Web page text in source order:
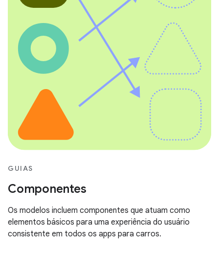
GUIAS
Componentes
Os modelos incluem componentes que atuam como
elementos básicos para uma experiência do usuário
consistente em todos os apps para carros.